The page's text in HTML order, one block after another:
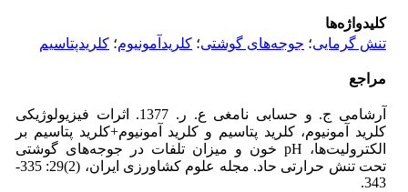
کلیدواژه‌ها
تنش گرمایی؛ جوجه‌های گوشتی؛ کلریدآمونیوم؛ کلریدپتاسیم
مراجع
آرشامی ج. و حسابی نامغی ع. ر. 1377. اثرات فیزیولوژیکی
کلرید آمونیوم، کلرید پتاسیم و کلرید آمونیوم+کلرید پتاسیم بر
الکترولیت‌ها، pH خون و میزان تلفات در جوجه‌های گوشتی
تحت تنش حرارتی حاد. مجله علوم کشاورزی ایران، (2)29: 335-
343.